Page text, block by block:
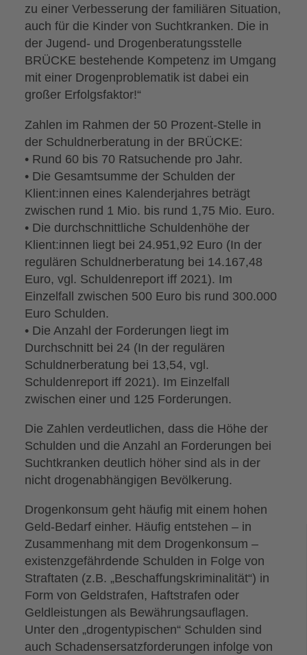
zu einer Verbesserung der familiären Situation,
auch für die Kinder von Suchtkranken. Die in
der Jugend- und Drogenberatungsstelle
BRÜCKE bestehende Kompetenz im Umgang
mit einer Drogenproblematik ist dabei ein
großer Erfolgsfaktor!“
Zahlen im Rahmen der 50 Prozent-Stelle in
der Schuldnerberatung in der BRÜCKE:
• Rund 60 bis 70 Ratsuchende pro Jahr.
• Die Gesamtsumme der Schulden der
Klient:innen eines Kalenderjahres beträgt
zwischen rund 1 Mio. bis rund 1,75 Mio. Euro.
• Die durchschnittliche Schuldenhöhe der
Klient:innen liegt bei 24.951,92 Euro (In der
regulären Schuldnerberatung bei 14.167,48
Euro, vgl. Schuldenreport iff 2021). Im
Einzelfall zwischen 500 Euro bis rund 300.000
Euro Schulden.
• Die Anzahl der Forderungen liegt im
Durchschnitt bei 24 (In der regulären
Schuldnerberatung bei 13,54, vgl.
Schuldenreport iff 2021). Im Einzelfall
zwischen einer und 125 Forderungen.
Die Zahlen verdeutlichen, dass die Höhe der
Schulden und die Anzahl an Forderungen bei
Suchtkranken deutlich höher sind als in der
nicht drogenabhängigen Bevölkerung.
Drogenkonsum geht häufig mit einem hohen
Geld-Bedarf einher. Häufig entstehen – in
Zusammenhang mit dem Drogenkonsum –
existenzgefährdende Schulden in Folge von
Straftaten (z.B. „Beschaffungskriminalität“) in
Form von Geldstrafen, Haftstrafen oder
Geldleistungen als Bewährungsauflagen.
Unter den „drogentypischen“ Schulden sind
auch Schadensersatzforderungen infolge von